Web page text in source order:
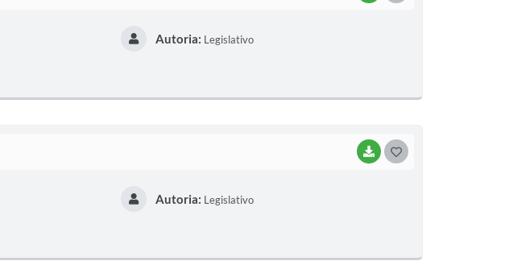
Autoria: Legislativo
BAIXAR
Autoria: Legislativo